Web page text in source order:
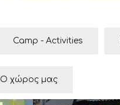
Camp - Activities
Ο χώρος μας